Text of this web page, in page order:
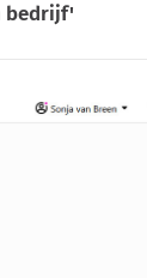
bedrijf'